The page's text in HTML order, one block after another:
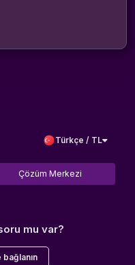
Türkçe / TL
Çözüm Merkezi
mu var?